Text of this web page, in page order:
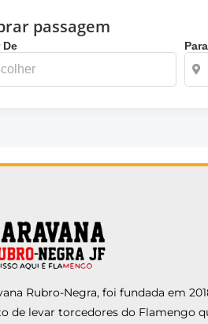
passagem
De
Rubro-Negra, foi fundada em
de levar torcedores do Flamengo